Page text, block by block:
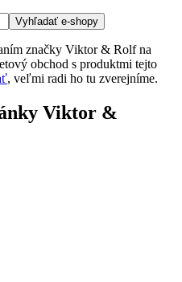
značky Viktor & Rolf na
obchod s produktmi tejto
, veľmi radi ho tu zverejníme.
Viktor &